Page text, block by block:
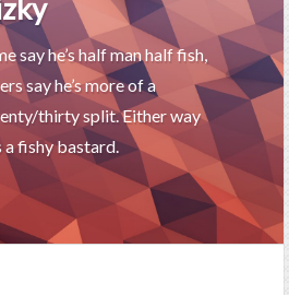
say he’s half man half fish,
say he’s more of a
thirty split. Either way
a fishy bastard.